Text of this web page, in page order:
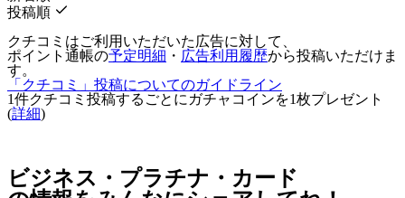
投稿順
クチコミはご利用いただいた広告に対して、
ポイント通帳の予定明細 ・ 広告利用履歴から投稿いただけま
す。
「クチコミ」投稿についてのガイドライン
1件クチコミ投稿するごとに ガチャコインを1枚プレゼント
(詳細)
ビジネス・プラチナ・カード